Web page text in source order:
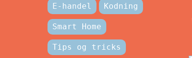
E-handel Kodning
Smart Home
Tips og tricks